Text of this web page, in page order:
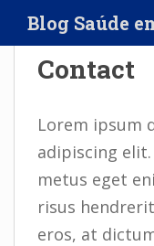
i
Blog Saúde
Contact
Lorem ipsum
adipiscing
metus eget
risus
eros, at